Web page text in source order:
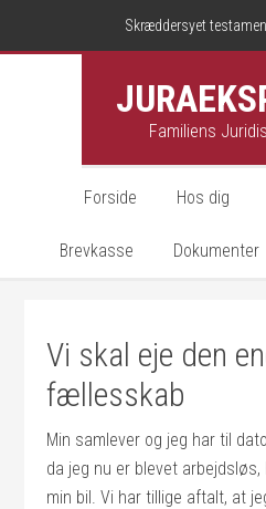
Skræddersyet
Familiens
Forside Hos dig
Brevkasse Dokumenter
Vi skal eje den
fællesskab
Min samlever og jeg har til
da jeg nu er blevet
min bil. Vi har tillige aftalt, at